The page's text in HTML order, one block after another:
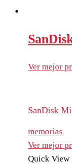
Ver mejor
SanDisk
memorias
Ver mejor
Quick View